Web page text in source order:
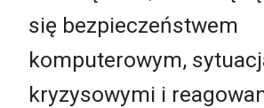
się bezpieczeństwem
komputerowym,
kryzysowymi i